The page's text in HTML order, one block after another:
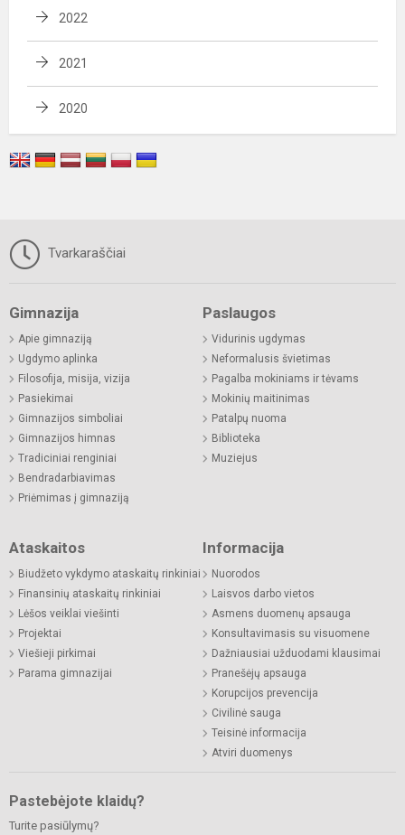
2022
2021
2020
Tvarkaraščiai
Gimnazija
Apie gimnaziją
Ugdymo aplinka
Filosofija, misija, vizija
Pasiekimai
Gimnazijos simboliai
Gimnazijos himnas
Tradiciniai renginiai
Bendradarbiavimas
Priėmimas į gimnaziją
Paslaugos
Vidurinis ugdymas
Neformalusis švietimas
Pagalba mokiniams ir tėvams
Mokinių maitinimas
Patalpų nuoma
Biblioteka
Muziejus
Ataskaitos
Biudžeto vykdymo ataskaitų rinkiniai
Finansinių ataskaitų rinkiniai
Lėšos veiklai viešinti
Projektai
Viešieji pirkimai
Parama gimnazijai
Informacija
Nuorodos
Laisvos darbo vietos
Asmens duomenų apsauga
Konsultavimasis su visuomene
Dažniausiai užduodami klausimai
Pranešėjų apsauga
Korupcijos prevencija
Civilinė sauga
Teisinė informacija
Atviri duomenys
Pastebėjote klaidų?
Turite pasiūlymų?